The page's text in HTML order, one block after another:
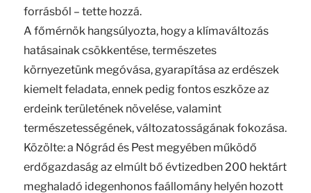
forrásból – tette hozzá.
A főmérnök hangsúlyozta, hogy a klímaváltozás
hatásainak csökkentése, természetes
környezetünk megóvása, gyarapítása az erdészek
kiemelt feladata, ennek pedig fontos eszköze az
erdeink területének növelése, valamint
természetességének, változatosságának fokozása.
Közölte: a Nógrád és Pest megyében működő
erdőgazdaság az elmúlt bő évtizedben 200 hektárt
meghaladó idegenhonos faállomány helyén hozott